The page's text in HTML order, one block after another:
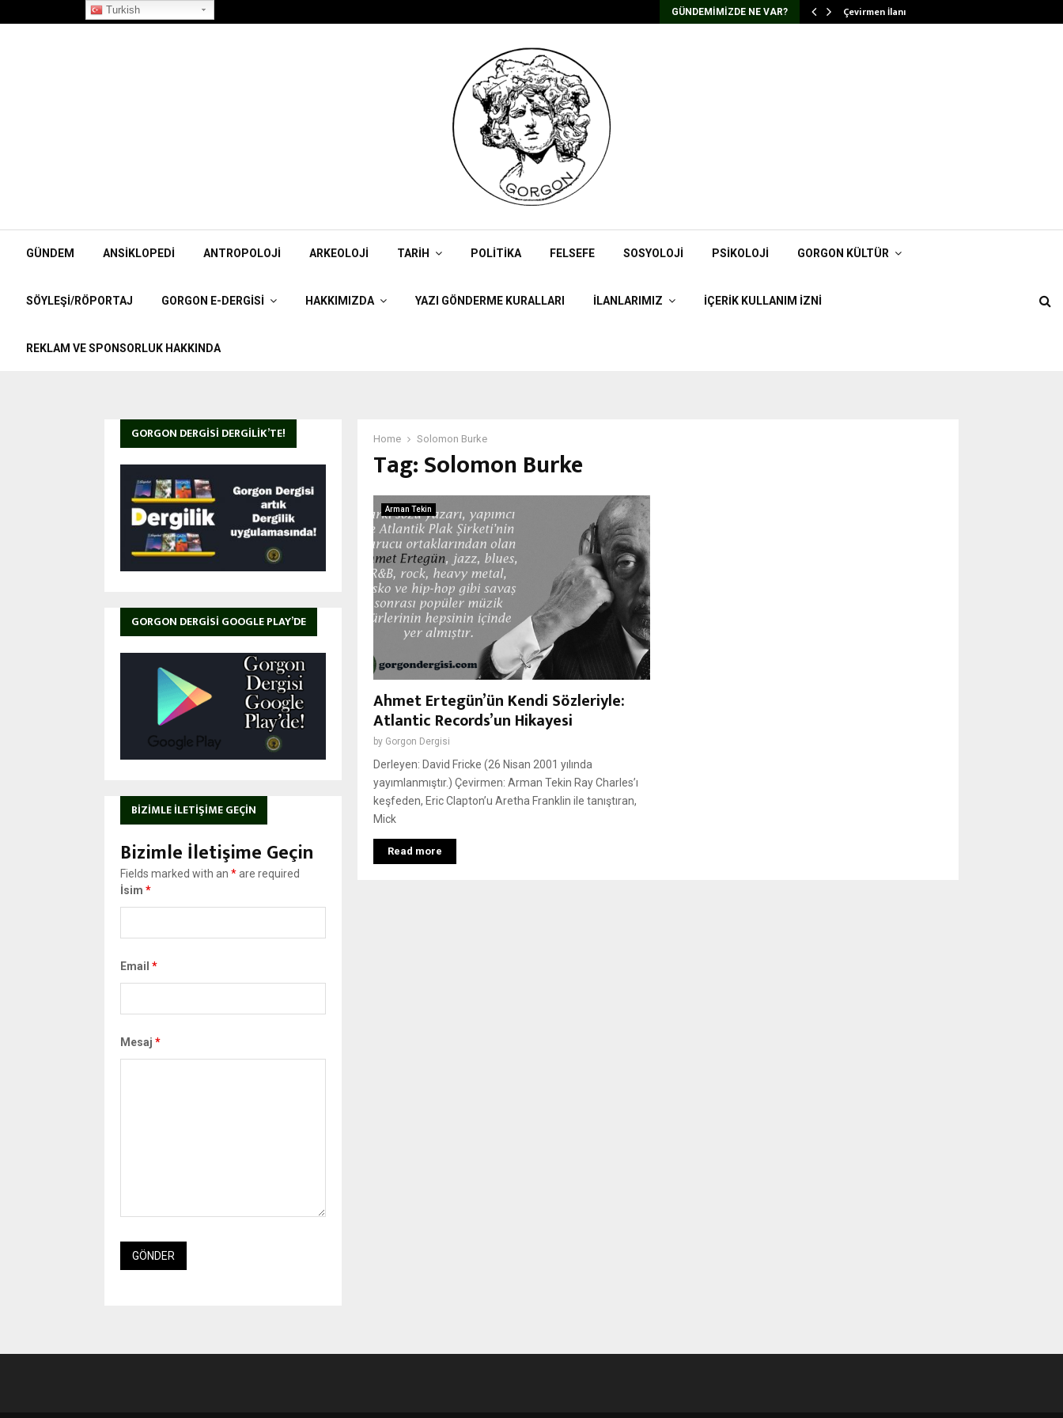
GÜNDEMIMIZDE NE VAR?
”Korpiklaani” Röportajı Çevirmen İlanı
GÜNDEM ANSIKLOPEDI ANTROPOLOJI ARKEOLOJI TARIH POLITIKA FELSEFE SOSYOLOJI PSIKOLOJI GORGON KÜLTÜR
SÖYLEŞI/RÖPORTAJ GORGON E-DERGISI HAKKIMIZDA YAZI GÖNDERME KURALLARI İLANLARIMIZ İÇERIK KULLANIM İZNI
REKLAM VE SPONSORLUK HAKKINDA
Home Solomon Burke
Tag:Solomon Burke
Arman Tekin
Ahmet Ertegün’ün Kendi Sözleriyle:
Atlantic Records’un Hikayesi
by Gorgon Dergisi
Derleyen: David Fricke (26 Nisan 2001 yılında
yayımlanmıştır.) Çevirmen: Arman Tekin Ray Charles’ı
keşfeden, Eric Clapton’u Aretha Franklin ile tanıştıran,
Mick
Read more
GORGON DERGISI DERGILIK’TE!
GORGON DERGISI GOOGLE PLAY’DE
BIZIMLE İLETIŞIME GEÇIN
Bizimle İletişime Geçin
Fields marked with an *are required
İsim *
Email *
Mesaj *
Turkish